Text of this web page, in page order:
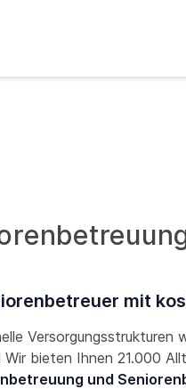
mit
Versorgungsstrukturen
Wir bieten Ihnen 21.000
und